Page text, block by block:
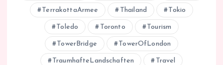
TerrakottaArmee Thailand Tokio
Toledo Toronto Tourism
TowerBridge TowerOfLondon
TraumhafteLandschaften Travel